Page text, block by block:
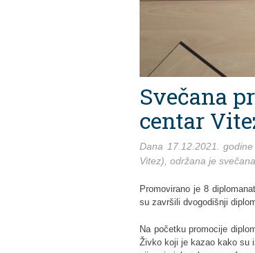
Svečana
centar
Dana 17.12.2021.
Vitez), održana je
Promovirano je 8
su završili dvogodišnji
Na početku promocije
Živko koji je kazao kako su